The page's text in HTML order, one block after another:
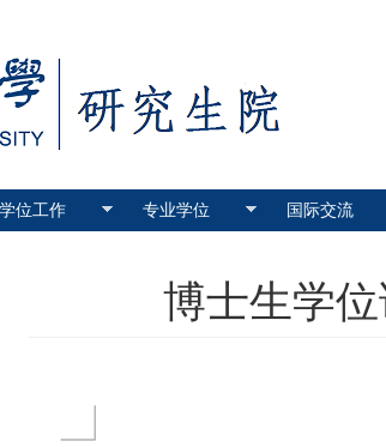
学位工作 专业学位 国际交流
博士生学位